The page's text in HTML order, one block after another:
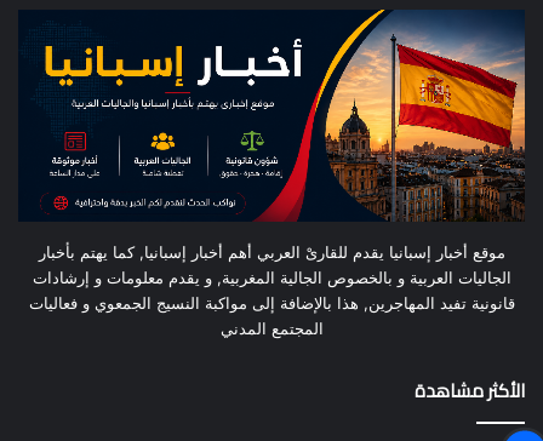
موقع أخبار إسبانيا يقدم للقارىْ العربي أهم أخبار إسبانيا, كما يهتم بأخبار
الجاليات العربية و بالخصوص الجالية المغربية, و يقدم معلومات و إرشادات
قانونية تفيد المهاجرين, هذا بالإضافة إلى مواكبة النسيج الجمعوي و فعاليات
المجتمع المدني
الأكثر مشاهدة